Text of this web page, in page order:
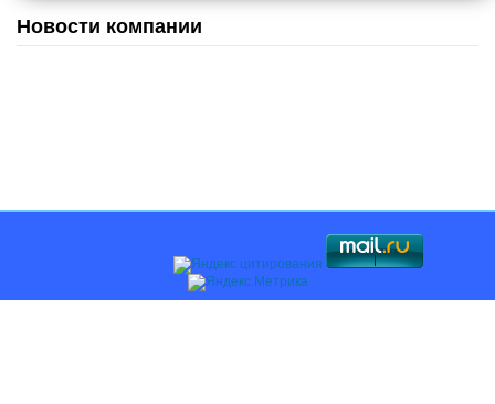
Новости компании